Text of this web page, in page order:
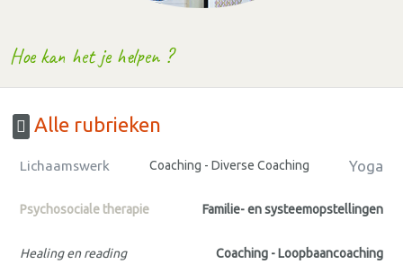
Hoe kan het je helpen ?
Alle rubrieken
Lichaamswerk Coaching - Diverse Coaching Yoga
Psychosociale therapie Familie- en systeemopstellingen
Healing en reading Coaching - Loopbaancoaching